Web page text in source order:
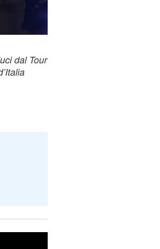
dal Tour